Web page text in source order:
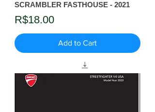
SCRAMBLER FASTHOUSE - 2021
Price
R$18.00
Add to Cart